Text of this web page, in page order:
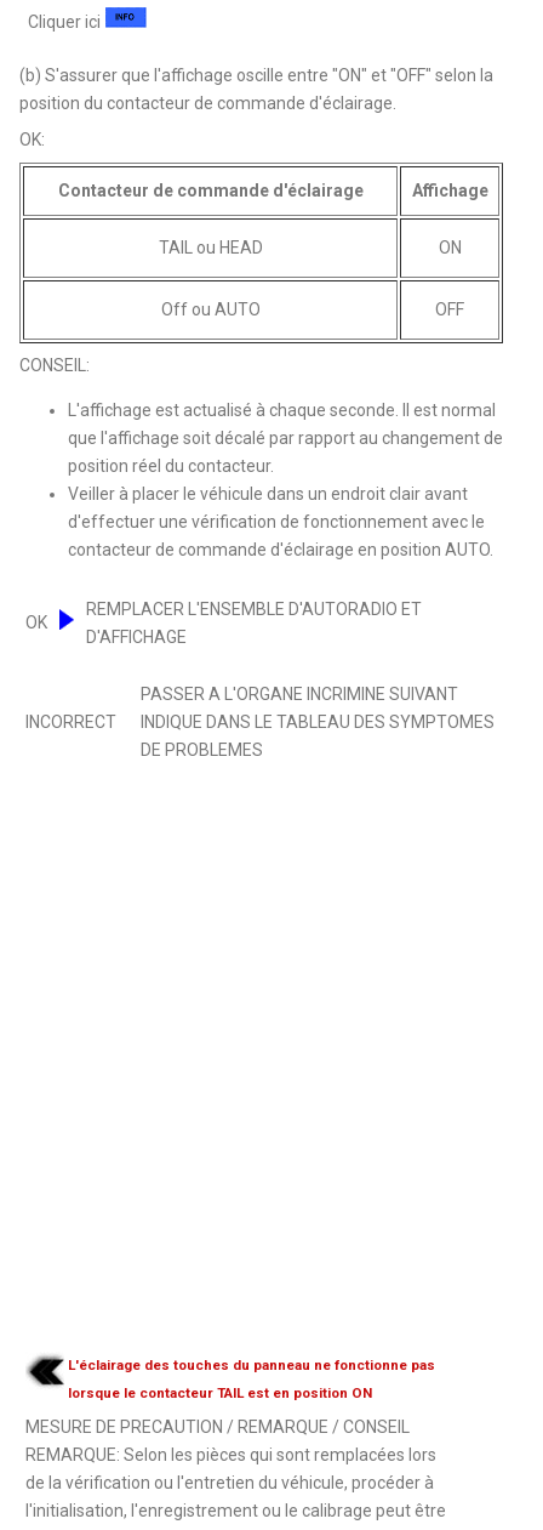
Cliquer ici
(b) S'assurer que l'affichage oscille entre "ON" et "OFF" selon la
position du contacteur de commande d'éclairage.
OK:
Contacteur de commande d'éclairage Affichage
TAIL ou HEAD ON
Off ou AUTO OFF
CONSEIL:
L'affichage est actualisé à chaque seconde. Il est normal
que l'affichage soit décalé par rapport au changement de
position réel du contacteur.
Veiller à placer le véhicule dans un endroit clair avant
d'effectuer une vérification de fonctionnement avec le
contacteur de commande d'éclairage en position AUTO.
OK
REMPLACER L'ENSEMBLE D'AUTORADIO ET
D'AFFICHAGE
INCORRECT
PASSER A L'ORGANE INCRIMINE SUIVANT
INDIQUE DANS LE TABLEAU DES SYMPTOMES
DE PROBLEMES
L'éclairage des touches du panneau ne fonctionne pas
lorsque le contacteur TAIL est en position ON
MESURE DE PRECAUTION / REMARQUE / CONSEIL
REMARQUE: Selon les pièces qui sont remplacées lors
de la vérification ou l'entretien du véhicule, procéder à
l'initialisation, l'enregistrement ou le calibrage peut être